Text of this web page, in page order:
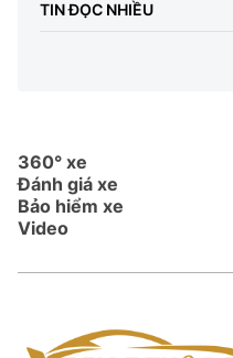
TIN ĐỌC NHIỀU
360° xe
Đánh giá xe
Bảo hiểm xe
Video